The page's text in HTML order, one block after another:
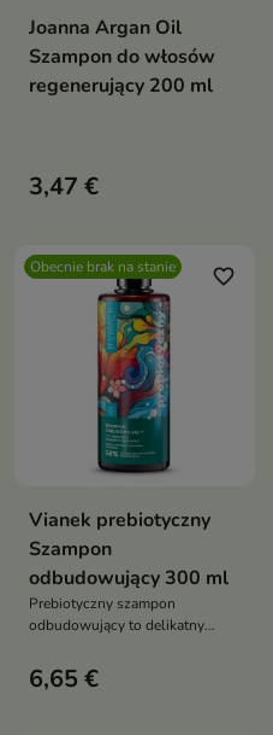
Joanna Argan Oil
Szampon do włosów
regenerujący 200 ml
3,47 €
Obecnie brak na stanie favorite_border
Vianek prebiotyczny
Szampon
odbudowujący 300 ml
Prebiotyczny szampon
odbudowujący to delikatny
przeznaczony do pielęgnacji
suchych, łamliwych i
6,65 €